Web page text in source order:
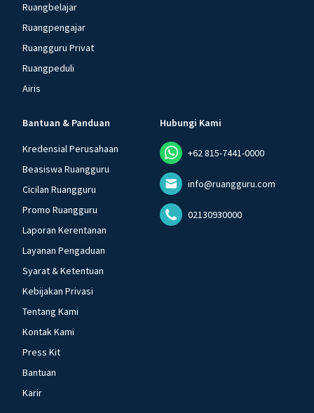
Ruangbelajar
Ruangpengajar
Ruangguru Privat
Ruangpeduli
Airis
Bantuan & Panduan
Kredensial Perusahaan
Beasiswa Ruangguru
Cicilan Ruangguru
Promo Ruangguru
Laporan Kerentanan
Layanan Pengaduan
Syarat & Ketentuan
Kebijakan Privasi
Tentang Kami
Kontak Kami
Press Kit
Bantuan
Karir
Hubungi Kami
+62 815-7441-0000
info@ruangguru.com
02130930000